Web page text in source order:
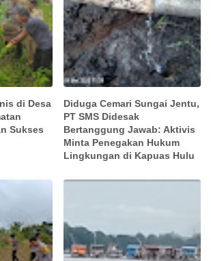
di Desa
Sukses
Diduga Cemari Sungai Jentu,
PT SMS Didesak
Bertanggung Jawab: Aktivis
Minta Penegakan Hukum
Lingkungan di Kapuas Hulu